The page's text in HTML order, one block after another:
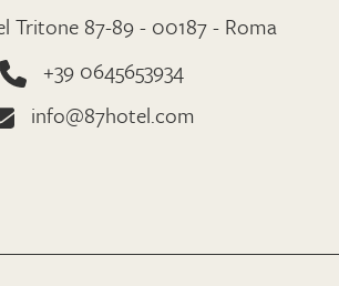
Tritone 87-89 - 00187 - Roma
+39 0645653934
info@87hotel.com